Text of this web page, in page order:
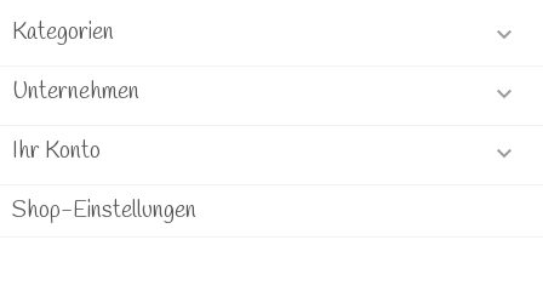
Kategorien 
Unternehmen 
Ihr Konto 
Shop-Einstellungen